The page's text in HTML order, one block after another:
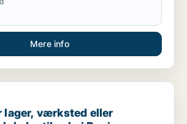
Mere info
værksted eller produktionslokaler til salg
lager, værksted eller